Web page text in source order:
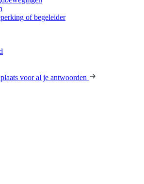
of begeleider
voor al je antwoorden